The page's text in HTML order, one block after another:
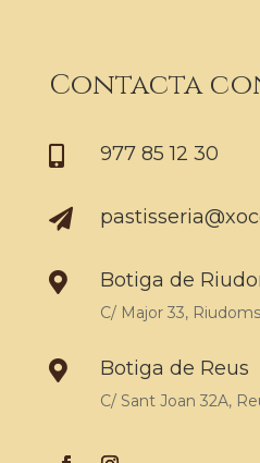
Contacta
 977 85 12 30

 Botiga de
C/ Major 33, Riudoms
 Botiga de Reus
C/ Sant Joan 32A,